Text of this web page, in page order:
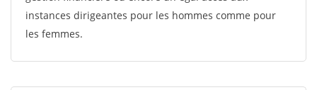
instances dirigeantes pour les hommes comme pour
les femmes.